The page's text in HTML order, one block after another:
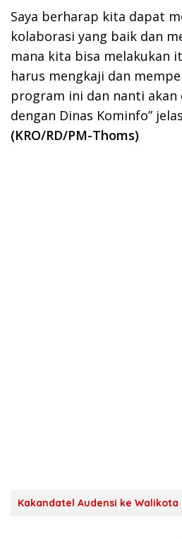
Saya berharap kita dapat
kolaborasi yang baik dan
mana kita bisa melakukan
harus mengkaji dan
program ini dan nanti akan
dengan Dinas Kominfo”
(KRO/RD/PM-Thoms)
Kakandatel Audensi ke Walikota